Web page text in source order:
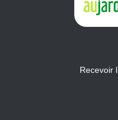
Recevoir